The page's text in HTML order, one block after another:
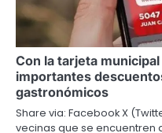
Con la tarjeta
importantes
gastronómicos
Share via: Facebook X
vecinas que se